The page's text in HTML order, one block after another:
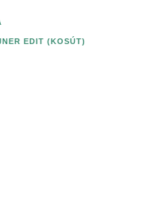
EDIT (KOSÚT)